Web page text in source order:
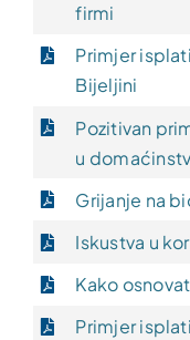
firmi
Primjer
Bijeljini
Pozitivan
u
Grijanje na
Iskustva u
Kako
Primjer